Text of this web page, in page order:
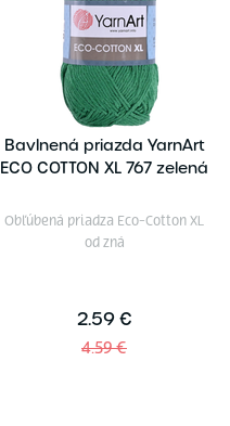
Bavlnená priazda YarnArt
ECO COTTON XL 767 zelená
Obľúbená priadza Eco-Cotton XL
od zná
2.59 €
4.59 €